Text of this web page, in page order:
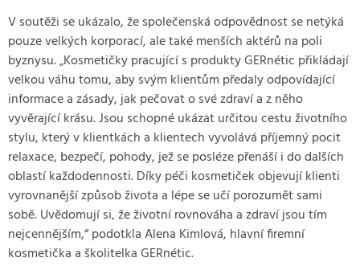
V soutěži se ukázalo, že společenská odpovědnost se netýká
pouze velkých korporací, ale také menších aktérů na poli
byznysu. „Kosmetičky pracující s produkty GERnétic přikládají
velkou váhu tomu, aby svým klientům předaly odpovídající
informace a zásady, jak pečovat o své zdraví a z něho
vyvěrající krásu. Jsou schopné ukázat určitou cestu životního
stylu, který v klientkách a klientech vyvolává příjemný pocit
relaxace, bezpečí, pohody, jež se posléze přenáší i do dalších
oblastí každodennosti. Díky péči kosmetiček objevují klienti
vyrovnanější způsob života a lépe se učí porozumět sami
sobě. Uvědomují si, že životní rovnováha a zdraví jsou tím
nejcennějším,“ podotkla Alena Kimlová, hlavní firemní
kosmetička a školitelka GERnétic.